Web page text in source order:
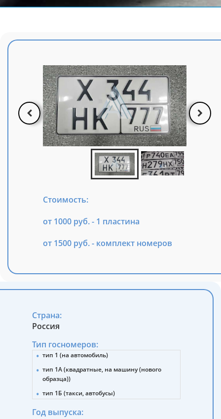
Стоимость:
от 1000 руб. - 1 пластина
от 1500 руб. - комплект номеров
Страна:
Россия
Тип госномеров:
тип 1 (на автомобиль)
тип 1А (квадратные, на машину (нового
образца))
тип 1Б (такси, автобусы)
Год выпуска: